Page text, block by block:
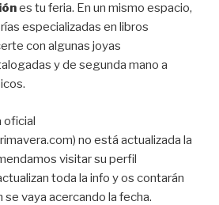
es tu feria. En un mismo espacio,
especializadas en libros
con algunas joyas
y de segunda mano a
oficial
no está actualizada la
visitar su perfil
toda la info y os contarán
vaya acercando la fecha.